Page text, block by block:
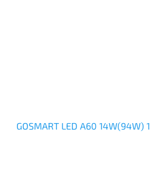
GOSMART LED A60 14W(94W)